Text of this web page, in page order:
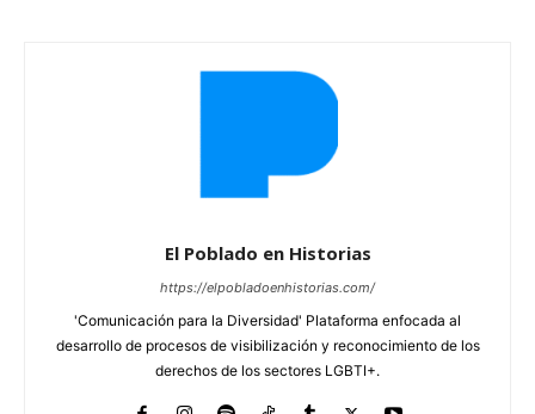
El Poblado en Historias
https://elpobladoenhistorias.com/
'Comunicación para la Diversidad' Plataforma enfocada al
desarrollo de procesos de visibilización y reconocimiento de los
derechos de los sectores LGBTI+.